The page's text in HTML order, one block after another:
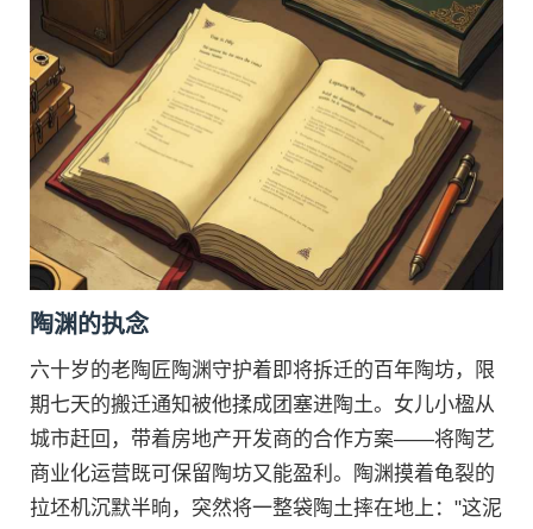
陶渊的执念
六十岁的老陶匠陶渊守护着即将拆迁的百年陶坊，限
期七天的搬迁通知被他揉成团塞进陶土。女儿小楹从
城市赶回，带着房地产开发商的合作方案——将陶艺
商业化运营既可保留陶坊又能盈利。陶渊摸着龟裂的
拉坯机沉默半晌，突然将一整袋陶土摔在地上："这泥